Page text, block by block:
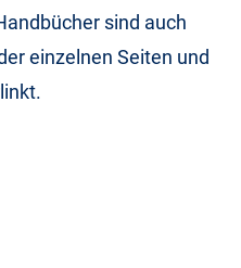
sind auch
einzelnen Seiten und